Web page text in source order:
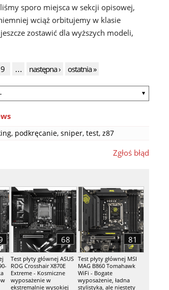
sporo miejsca w sekcji opisowej,
wciąż orbitujemy w klasie
zostawić dla wyższych modeli,
9 … następna › ostatnia »
, podkręcanie, sniper, test, z87
Zgłoś błąd
Test płyty głównej ASUS
ROG Crosshair X870E
Extreme - Kosmiczne
wyposażenie w
ekstremalnie wysokiej
68
Test płyty głównej MSI
MAG B860 Tomahawk
WiFi - Bogate
wyposażenie, ładna
stylistyka, ale niestety
81